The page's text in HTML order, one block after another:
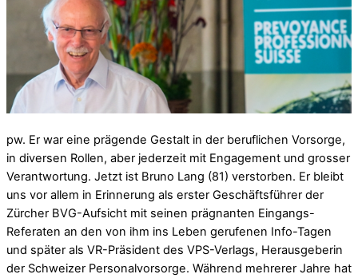
pw. Er war eine prägende Gestalt in der beruflichen Vorsorge,
in diversen Rollen, aber jederzeit mit Engagement und grosser
Verantwortung. Jetzt ist Bruno Lang (81) verstorben. Er bleibt
uns vor allem in Erinnerung als erster Geschäftsführer der
Zürcher BVG-Aufsicht mit seinen prägnanten Eingangs-
Referaten an den von ihm ins Leben gerufenen Info-Tagen
und später als VR-Präsident des VPS-Verlags, Herausgeberin
der Schweizer Personalvorsorge. Während mehrerer Jahre hat